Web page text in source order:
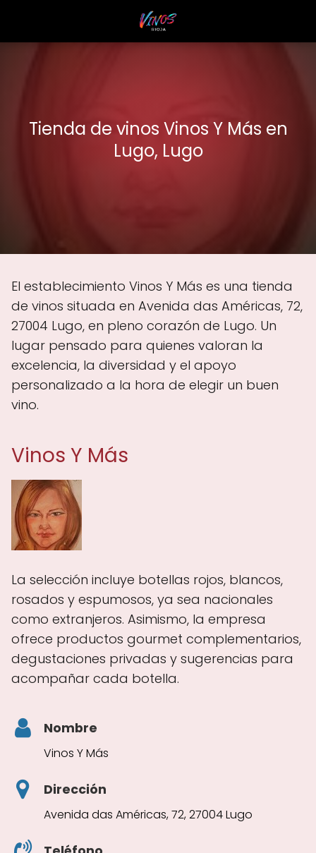
Tienda de vinos Vinos Y Más en
Lugo, Lugo
El establecimiento Vinos Y Más es una tienda
de vinos situada en Avenida das Américas, 72,
27004 Lugo, en pleno corazón de Lugo. Un
lugar pensado para quienes valoran la
excelencia, la diversidad y el apoyo
personalizado a la hora de elegir un buen
vino.
Vinos Y Más
La selección incluye botellas rojos, blancos,
rosados y espumosos, ya sea nacionales
como extranjeros. Asimismo, la empresa
ofrece productos gourmet complementarios,
degustaciones privadas y sugerencias para
acompañar cada botella.
Nombre
Vinos Y Más
Dirección
Avenida das Américas, 72, 27004 Lugo